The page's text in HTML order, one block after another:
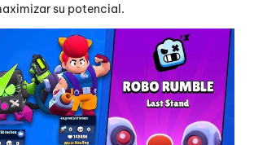
su potencial.